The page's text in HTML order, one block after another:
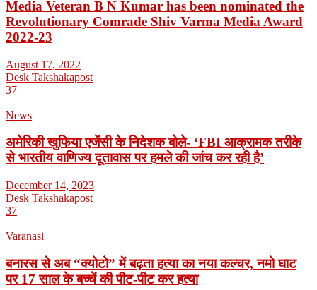
Media Veteran B N Kumar has been nominated the
Revolutionary Comrade Shiv Varma Media Award
2022-23
August 17, 2022
Desk Takshakapost
37
News
अमेरिकी खुफिया एजेंसी के निदेशक बोले- ‘FBI आक्रामक तरीके
से भारतीय वाणिज्य दूतावास पर हमले की जांच कर रही है’
December 14, 2023
Desk Takshakapost
37
Varanasi
बनारस से अब “क्योटो” में बढ़ता हत्या का नया कल्चर, नमो घाट
पर 17 साल के बच्चें की पीट-पीट कर हत्या